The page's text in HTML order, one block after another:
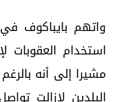
واتهم بايباكوف
استخدام العقوبات
مشيرا إلى أنه
البلدين لازالت